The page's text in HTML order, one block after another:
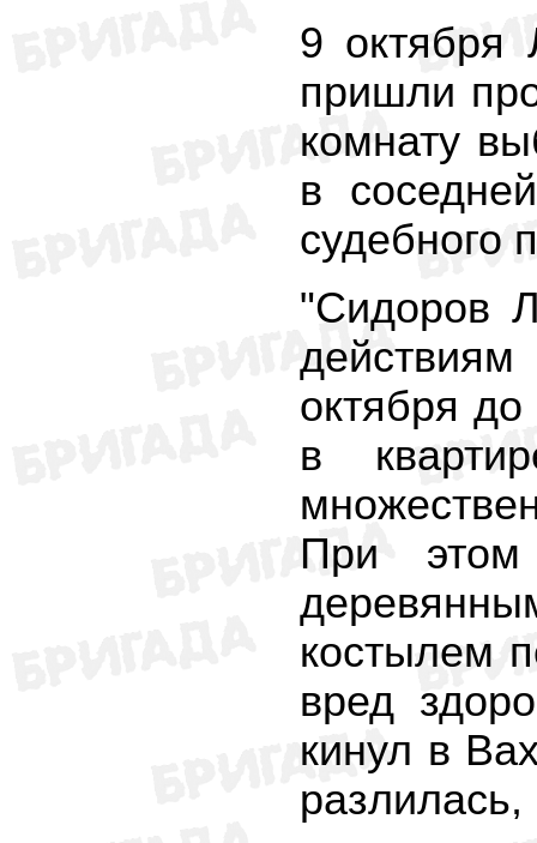
9 октября
пришли
комнату
в
судебного
"Сидоров
октября
в
При
костылем
вред
кинул в